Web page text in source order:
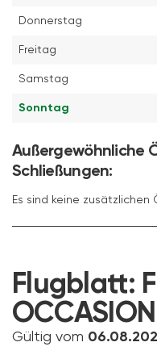
Donnerstag
Freitag
Samstag
Sonntag
Außergewöhnliche
Schließungen:
Es sind keine
Flugblatt:
OCCASIONI
Gültig vom